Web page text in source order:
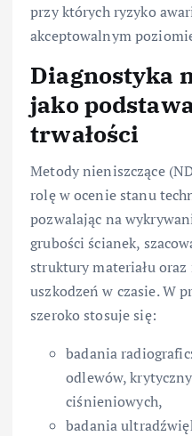
przy których ryzyko
akceptowalnym
Diagnostyka
jako
trwałości
Metody nieniszczące
rolę w ocenie stanu
pozwalając na
grubości ścianek,
struktury materiału
uszkodzeń w czasie. W
szeroko stosuje się:
badania
odlewów,
ciśnieniowych,
badania